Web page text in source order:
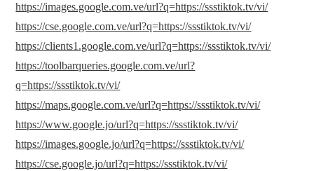
https://images.google.com.ve/url?q=https://ssstiktok.tv/vi/
https://cse.google.com.ve/url?q=https://ssstiktok.tv/vi/
https://clients1.google.com.ve/url?q=https://ssstiktok.tv/vi/
https://toolbarqueries.google.com.ve/url?
q=https://ssstiktok.tv/vi/
https://maps.google.com.ve/url?q=https://ssstiktok.tv/vi/
https://www.google.jo/url?q=https://ssstiktok.tv/vi/
https://images.google.jo/url?q=https://ssstiktok.tv/vi/
https://cse.google.jo/url?q=https://ssstiktok.tv/vi/